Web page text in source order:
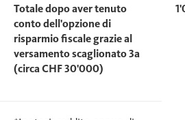
Totale dopo aver tenuto
conto dell'opzione di
risparmio fiscale grazie al
versamento scaglionato 3a
(circa CHF 30'000)